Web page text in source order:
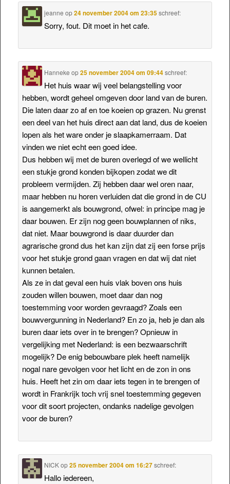
jeanne op24 november 2004 om 23:35 schreef:
Sorry, fout. Dit moet in het cafe.
Hanneke op25 november 2004 om 09:44 schreef:
Het huis waar wij veel belangstelling voor
hebben, wordt geheel omgeven door land van de buren.
Die laten daar zo af en toe koeien op grazen. Nu grenst
een deel van het huis direct aan dat land, dus de koeien
lopen als het ware onder je slaapkamerraam. Dat
vinden we niet echt een goed idee.
Dus hebben wij met de buren overlegd of we wellicht
een stukje grond konden bijkopen zodat we dit
probleem vermijden. Zij hebben daar wel oren naar,
maar hebben nu horen verluiden dat die grond in de CU
is aangemerkt als bouwgrond, ofwel: in principe mag je
daar bouwen. Er zijn nog geen bouwplannen of niks,
dat niet. Maar bouwgrond is daar duurder dan
agrarische grond dus het kan zijn dat zij een forse prijs
voor het stukje grond gaan vragen en dat wij dat niet
kunnen betalen.
Als ze in dat geval een huis vlak boven ons huis
zouden willen bouwen, moet daar dan nog
toestemming voor worden gevraagd? Zoals een
bouwvergunning in Nederland? En zo ja, heb je dan als
buren daar iets over in te brengen? Opnieuw in
vergelijking met Nederland: is een bezwaarschrift
mogelijk? De enig bebouwbare plek heeft namelijk
nogal nare gevolgen voor het licht en de zon in ons
huis. Heeft het zin om daar iets tegen in te brengen of
wordt in Frankrijk toch vrij snel toestemming gegeven
voor dit soort projecten, ondanks nadelige gevolgen
voor de buren?
NICKop25 november 2004 om 16:27 schreef:
Hallo iedereen,